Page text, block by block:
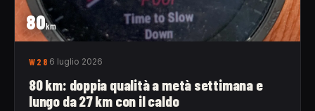
80km
W28 6 luglio 2026
80 km: doppia qualità a metà settimana e
lungo da 27 km con il caldo